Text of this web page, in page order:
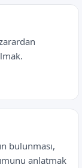
bulunması,
anlatmak